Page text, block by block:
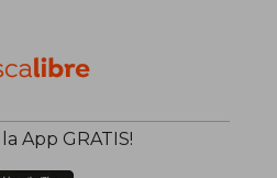
App GRATIS!